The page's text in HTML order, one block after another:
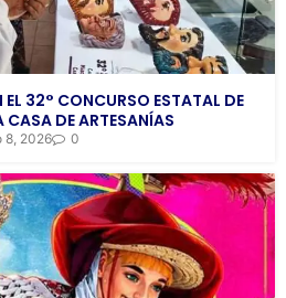
32° CONCURSO ESTATAL DE
CASA DE ARTESANÍAS
8, 2026 0